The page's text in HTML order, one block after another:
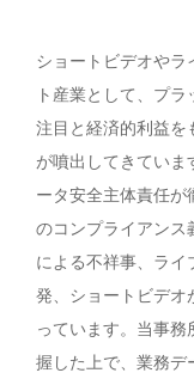
ショートビデオやラ
ト産業として、プ
注目と経済的利益を
が噴出してきていま
ータ安全主体責任が
のコンプライアンス
による不祥事、ライ
発、ショートビデオ
っています。当事
握した上で、業務デ